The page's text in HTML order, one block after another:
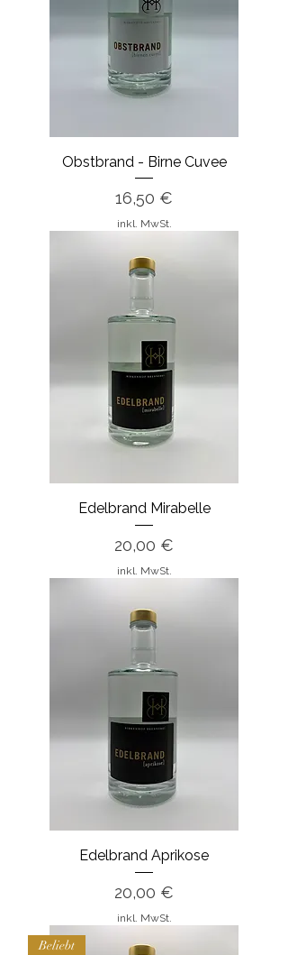
Obstbrand - Birne Cuvee
Preis
16,50 €
inkl. MwSt.
Edelbrand Mirabelle
Preis
20,00 €
inkl. MwSt.
Edelbrand Aprikose
Preis
20,00 €
inkl. MwSt.
Beliebt